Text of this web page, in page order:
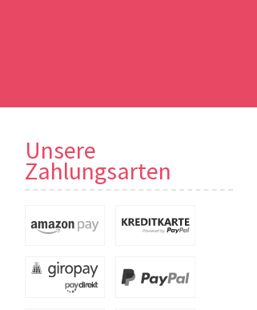
Unsere
Zahlungsarten